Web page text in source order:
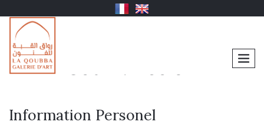
Souk ? Fes 04
Information Personel